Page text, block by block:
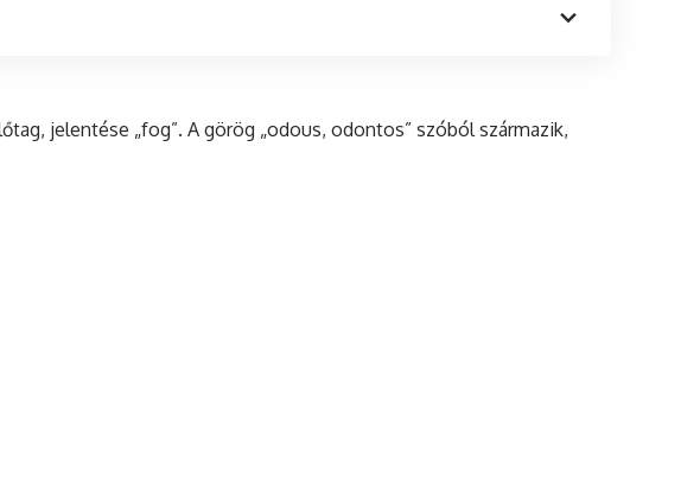
jelentése „fog”. A görög „odous, odontos” szóból származik,